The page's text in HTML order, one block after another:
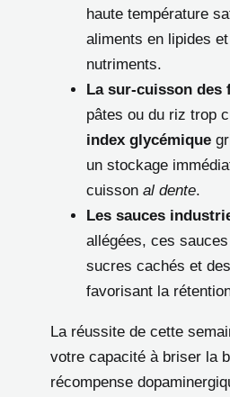
haute température
aliments en lipides
nutriments.
La sur-cuisson des
pâtes ou du riz trop
index glycémique
un stockage
cuisson al dente.
Les sauces
allégées, ces
sucres cachés et
favorisant la
La réussite de cette
votre capacité à briser la
récompense